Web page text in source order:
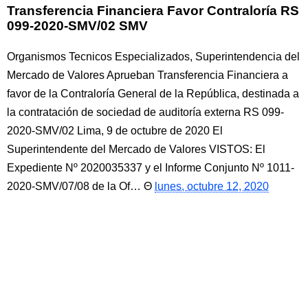
Transferencia Financiera Favor Contraloría RS
099-2020-SMV/02 SMV
Organismos Tecnicos Especializados, Superintendencia del
Mercado de Valores Aprueban Transferencia Financiera a
favor de la Contraloría General de la República, destinada a
la contratación de sociedad de auditoría externa RS 099-
2020-SMV/02 Lima, 9 de octubre de 2020 El
Superintendente del Mercado de Valores VISTOS: El
Expediente Nº 2020035337 y el Informe Conjunto Nº 1011-
2020-SMV/07/08 de la Of…
lunes, octubre 12, 2020